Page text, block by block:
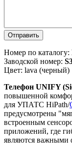
Отправить
Номер по каталогу:
Заводской номер:
Цвет: lava (черный)
Телефон UNIFY
повышенной
для УПАТС HiPath/
предусмотрены
встроенным
приложений, где
являются важными